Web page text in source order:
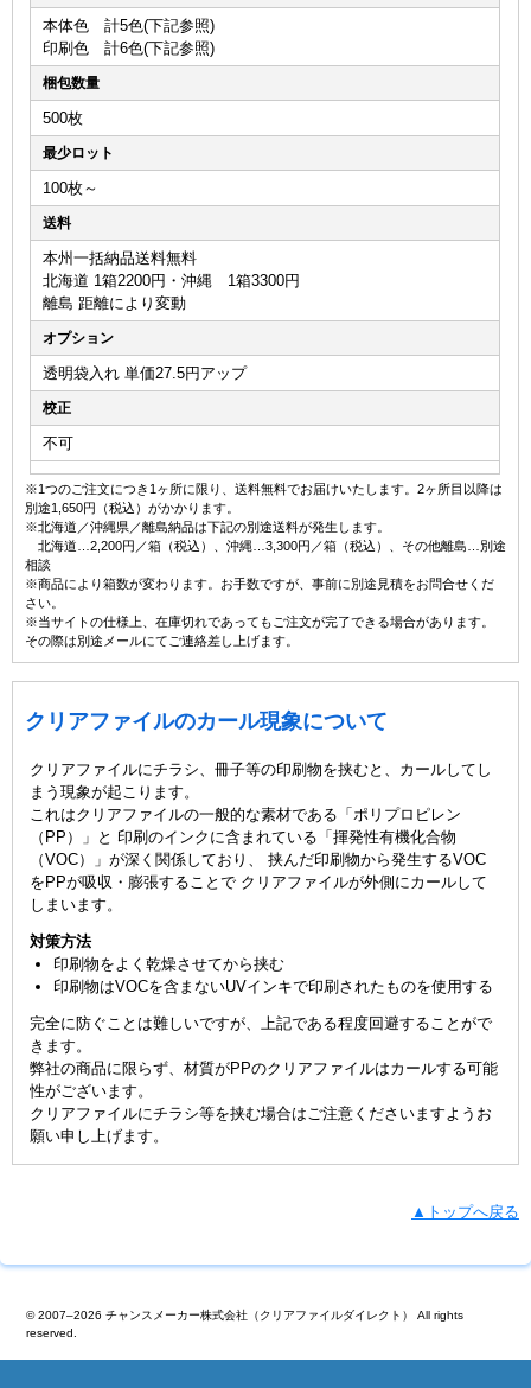
本体色 計5色(下記参照)
印刷色 計6色(下記参照)
梱包数量
500枚
最少ロット
100枚～
送料
本州一括納品送料無料
北海道 1箱2200円・沖縄 1箱3300円
離島 距離により変動
オプション
透明袋入れ 単価27.5円アップ
校正
不可
※1つのご注文につき1ヶ所に限り、送料無料でお届けいたします。2ヶ所目以降は
別途1,650円（税込）がかかります。
※北海道／沖縄県／離島納品は下記の別途送料が発生します。
北海道…2,200円／箱（税込）、沖縄…3,300円／箱（税込）、その他離島…別途
相談
※商品により箱数が変わります。お手数ですが、事前に別途見積をお問合せくだ
さい。
※当サイトの仕様上、在庫切れであってもご注文が完了できる場合があります。
その際は別途メールにてご連絡差し上げます。
クリアファイルのカール現象について
クリアファイルにチラシ、冊子等の印刷物を挟むと、カールしてし
まう現象が起こります。
これはクリアファイルの一般的な素材である「ポリプロピレン
（PP）」と 印刷のインクに含まれている「揮発性有機化合物
（VOC）」が深く関係しており、 挟んだ印刷物から発生するVOC
をPPが吸収・膨張することで クリアファイルが外側にカールして
しまいます。
対策方法
印刷物をよく乾燥させてから挟む
印刷物はVOCを含まないUVインキで印刷されたものを使用する
完全に防ぐことは難しいですが、上記である程度回避することがで
きます。
弊社の商品に限らず、材質がPPのクリアファイルはカールする可能
性がございます。
クリアファイルにチラシ等を挟む場合はご注意くださいますようお
願い申し上げます。
▲トップへ戻る
© 2007–2026 チャンスメーカー株式会社（クリアファイルダイレクト） All rights
reserved.